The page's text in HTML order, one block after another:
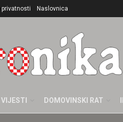
privatnosti Naslovnica
VIJESTI DOMOVINSKI RAT